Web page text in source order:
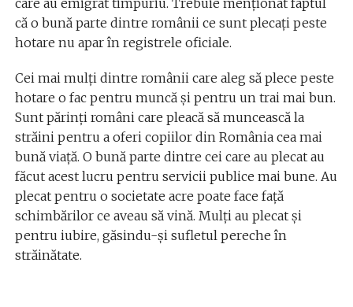
că o bună parte dintre românii ce sunt plecați peste
hotare nu apar în registrele oficiale.
Cei mai mulți dintre românii care aleg să plece peste
hotare o fac pentru muncă și pentru un trai mai bun.
Sunt părinți români care pleacă să muncească la
străini pentru a oferi copiilor din România cea mai
bună viață. O bună parte dintre cei care au plecat au
făcut acest lucru pentru servicii publice mai bune. Au
plecat pentru o societate acre poate face față
schimbărilor ce aveau să vină. Mulți au plecat și
pentru iubire, găsindu-și sufletul pereche în
străinătate.